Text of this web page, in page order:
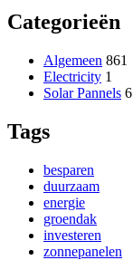
Categorieën
Algemeen 861
Electricity 1
Solar Pannels 6
Tags
besparen
duurzaam
energie
groendak
investeren
zonnepanelen